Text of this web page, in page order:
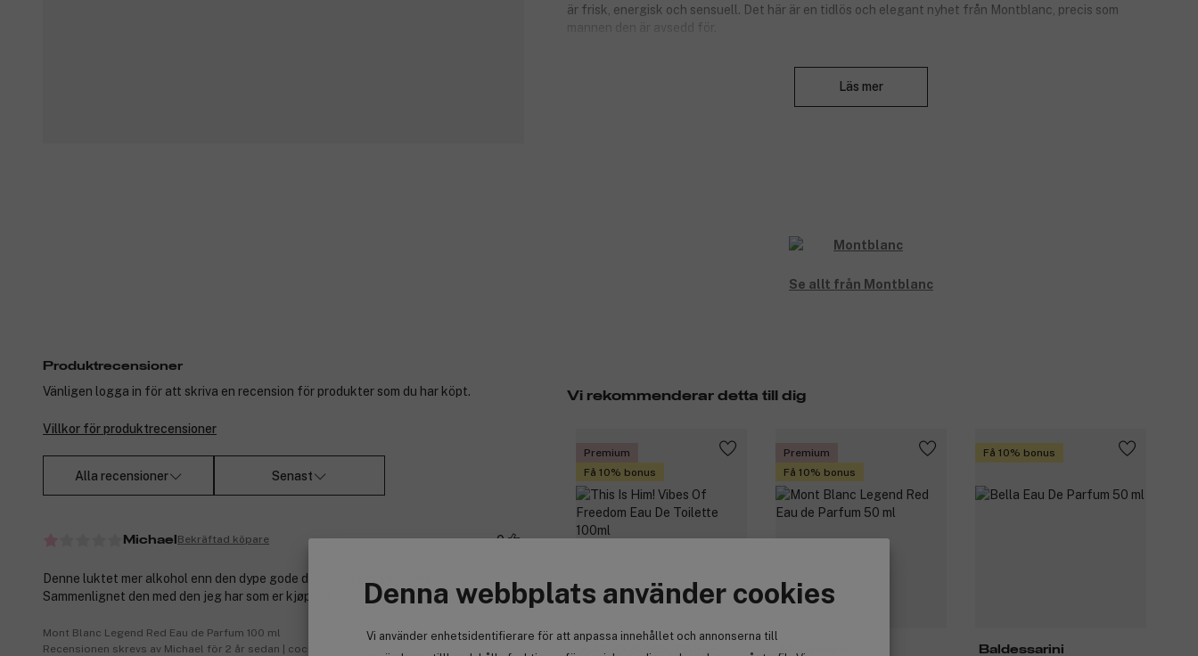
Denna webbplats använder cookies
Vi använder enhetsidentifierare för att anpassa innehållet och annonserna till
är frisk, energisk och sensuell. Det här är en tidlös och elegant nyhet från Montblanc, precis som
mannen den är avsedd för.
Toppnoter: blodapelsin, grapefrukt, kardemumma.
Läs mer
Se allt från Montblanc
Vi rekommenderar detta till dig
Premium
Få 10% bonus
Premium
Få 10% bonus
Få 10% bonus
Baldessarini
Produktrecensioner
Vänligen logga in för att skriva en recension för produkter som du har köpt.
Villkor för produktrecensioner
Alla recensioner Senast
Michael Bekräftad köpare 0
Denne luktet mer alkohol enn den dype gode duften jeg er vandt med.
Sammenlignet den med den jeg har som er kjøpt et annet sted.
Mont Blanc Legend Red Eau de Parfum 100 ml
Recensionen skrevs av Michael för 2 år sedan | cocopanda.no